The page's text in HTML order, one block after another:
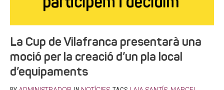
La Cup de Vilafranca presentarà una
moció per la creació d’un pla local
d’equipaments